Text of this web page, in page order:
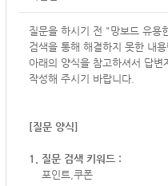
질문을 하시기 전 "망보드 유용
검색을 통해 해결하지 못한 내
아래의 양식을 참고하셔서 답변
작성해 주시기 바랍니다.
[질문 양식]
1. 질문 검색 키워드 :
포인트,쿠폰